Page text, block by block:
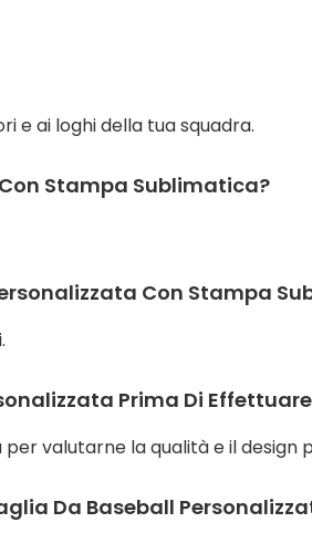
e ai loghi della tua squadra.
Stampa Sublimatica?
Con Stampa
Prima Di
valutarne la qualità e il
Da Baseball